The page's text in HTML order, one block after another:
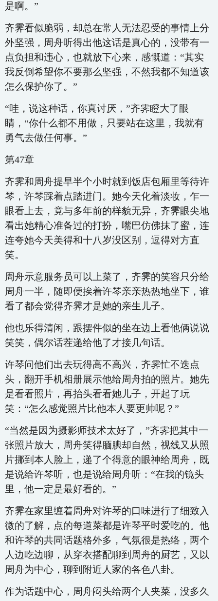
是啊。”
齐霁看似脆弱，却总在常人无法忍受的事情上分
外坚强，周舟听得出他这话是真心的，没带有一
点负担和违心，也就放下心来，感慨道：“其实
我反倒希望你不要那么坚强，不然我都不知道该
怎么保护你了。”
“哇，说这种话，你真讨厌，”齐霁瞪大了眼
睛，“你什么都不用做，只要站在这里，我就有
勇气去做任何事。”
第47章
齐霁和周舟提早半个小时就到饭店包厢里等待许
琴，许琴踩着点踏进门。她今天化着淡妆，乍一
眼看上去，竟与多年前的样貌无异，齐霁眼尖地
看出她精心准备过的打扮，嘴巴仿佛抹了蜜，连
连夸她今天美得和十八岁没区别，逗得对方直
笑。
周舟示意服务员可以上菜了，齐霁的笑容只分给
周舟一半，随即便挨着许琴亲亲热热地坐下，谁
看了都会觉得齐霁才是她的亲生儿子。
他也乐得清闲，跟摆件似的坐在边上看他俩说说
笑笑，偶尔话茬递给他了才接几句话。
许琴问他们出去玩得高不高兴，齐霁忙不迭点
头，翻开手机相册展示他给周舟拍的照片。她先
是看看照片，再抬头看看她儿子，开起了玩
笑：“怎么感觉照片比他本人要更帅呢？”
“当然是因为摄影师技术太好了，”齐霁把其中一
张照片放大，周舟笑得腼腆却自然，视线又从照
片挪到本人脸上，递了个得意的眼神给周舟，既
是说给许琴听，也是说给周舟听：“在我的镜头
里，他一定是最好看的。”
齐霁在家里缠着周舟对许琴的口味进行了细致入
微的了解，点的每道菜都是许琴平时爱吃的。他
和许琴的共同话题格外多，气氛很是热络，两个
人边吃边聊，从穿衣搭配聊到周舟的厨艺，又以
周舟为中心，聊到附近人家的各色八卦。
作为话题中心，周舟闷头给两个人夹菜，没多久